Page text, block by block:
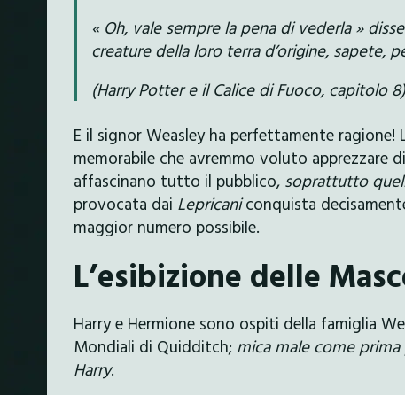
« Oh, vale sempre la pena di vederla »
creature della loro terra d’origine, sapete,
(Harry Potter e il Calice di Fuoco, capitolo 8)
E il signor Weasley ha perfettamente
memorabile che avremmo voluto apprezzare
affascinano tutto il pubblico, soprattutto
provocata dai Lepricaniconquista
maggior numero possibile.
L’esibizione delle
Harry e Hermione sono ospiti della famiglia
Mondiali di Quidditch; mica male come
Harry.